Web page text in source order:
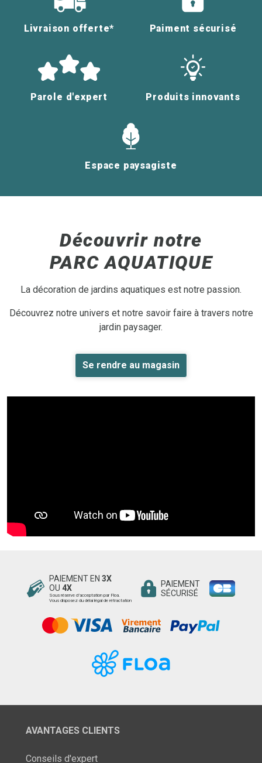
Livraison offerte* Paiment sécurisé
Parole d'expert Produits innovants
Espace paysagiste
Découvrir notre
PARC AQUATIQUE
La décoration de jardins aquatiques est notre passion.
Découvrez notre univers et notre savoir faire à travers notre
jardin paysager.
Se rendre au magasin
PAIEMENT EN 3X
OU 4X
Sous réserve d’acceptation par Floa.
Vous disposez du délai légal de rétractation
PAIEMENT
SÉCURISÉ
AVANTAGES CLIENTS
Conseils d'expert